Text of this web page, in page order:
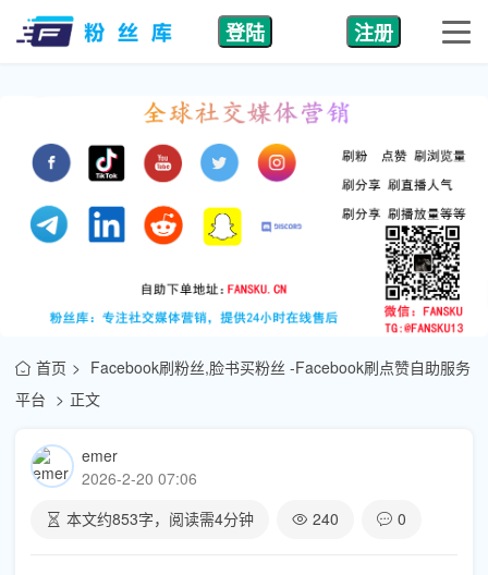
登陆 注册
首页
Facebook刷粉丝,脸书买粉丝 -Facebook刷点赞自助服务
平台
正文
emer
2026-2-20 07:06
本文约853字，阅读需4分钟 240 0